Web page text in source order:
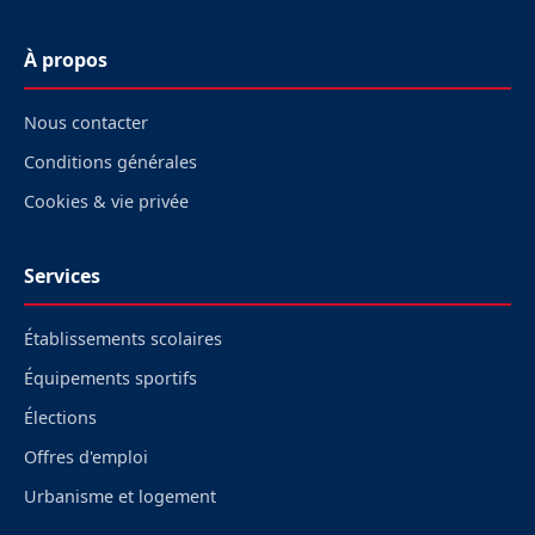
À propos
Nous contacter
Conditions générales
Cookies & vie privée
Services
Établissements scolaires
Équipements sportifs
Élections
Offres d'emploi
Urbanisme et logement